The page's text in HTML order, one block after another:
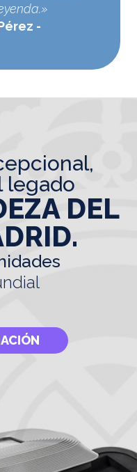
legado
DEL